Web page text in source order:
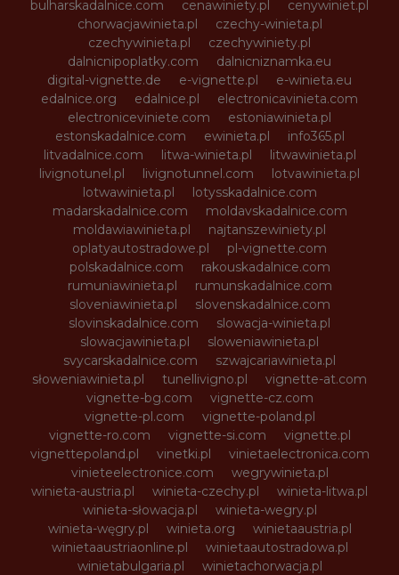
bulharskadalnice.com
cenawiniety.pl
cenywiniet.pl
chorwacjawinieta.pl
czechy-winieta.pl
czechywinieta.pl
czechywiniety.pl
dalnicnipoplatky.com
dalnicniznamka.eu
digital-vignette.de
e-vignette.pl
e-winieta.eu
edalnice.org
edalnice.pl
electronicavinieta.com
electroniceviniete.com
estoniawinieta.pl
estonskadalnice.com
ewinieta.pl
info365.pl
litvadalnice.com
litwa-winieta.pl
litwawinieta.pl
livignotunel.pl
livignotunnel.com
lotvawinieta.pl
lotwawinieta.pl
lotysskadalnice.com
madarskadalnice.com
moldavskadalnice.com
moldawiawinieta.pl
najtanszewiniety.pl
oplatyautostradowe.pl
pl-vignette.com
polskadalnice.com
rakouskadalnice.com
rumuniawinieta.pl
rumunskadalnice.com
sloveniawinieta.pl
slovenskadalnice.com
slovinskadalnice.com
slowacja-winieta.pl
slowacjawinieta.pl
sloweniawinieta.pl
svycarskadalnice.com
szwajcariawinieta.pl
słoweniawinieta.pl
tunellivigno.pl
vignette-at.com
vignette-bg.com
vignette-cz.com
vignette-pl.com
vignette-poland.pl
vignette-ro.com
vignette-si.com
vignette.pl
vignettepoland.pl
vinetki.pl
vinietaelectronica.com
vinieteelectronice.com
wegrywinieta.pl
winieta-austria.pl
winieta-czechy.pl
winieta-litwa.pl
winieta-słowacja.pl
winieta-wegry.pl
winieta-węgry.pl
winieta.org
winietaaustria.pl
winietaaustriaonline.pl
winietaautostradowa.pl
winietabulgaria.pl
winietachorwacja.pl